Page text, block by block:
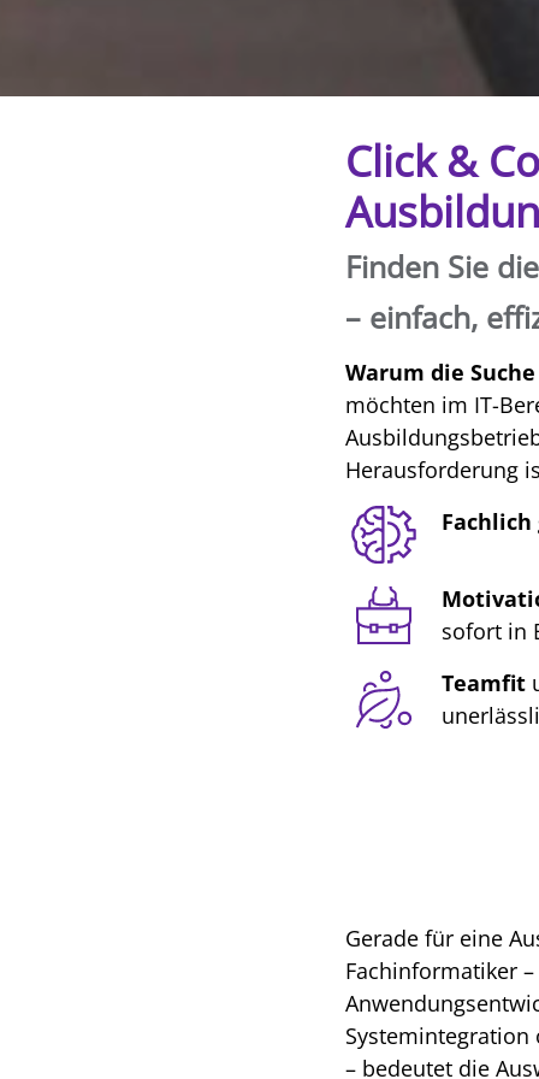
Click &
Finden Sie
– einfach,
Warum die
möchten im IT-
Herausforderung
sofort in
Teamfit
Gerade für eine
Fachinformatiker
Systemintegration
– bedeutet die